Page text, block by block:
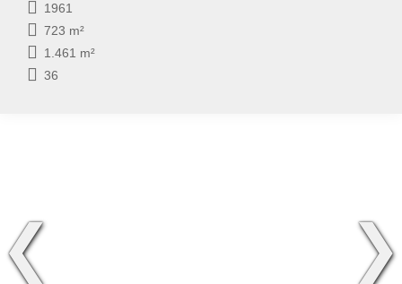
1961
723 m²
1.461 m²
36
❮ ❯